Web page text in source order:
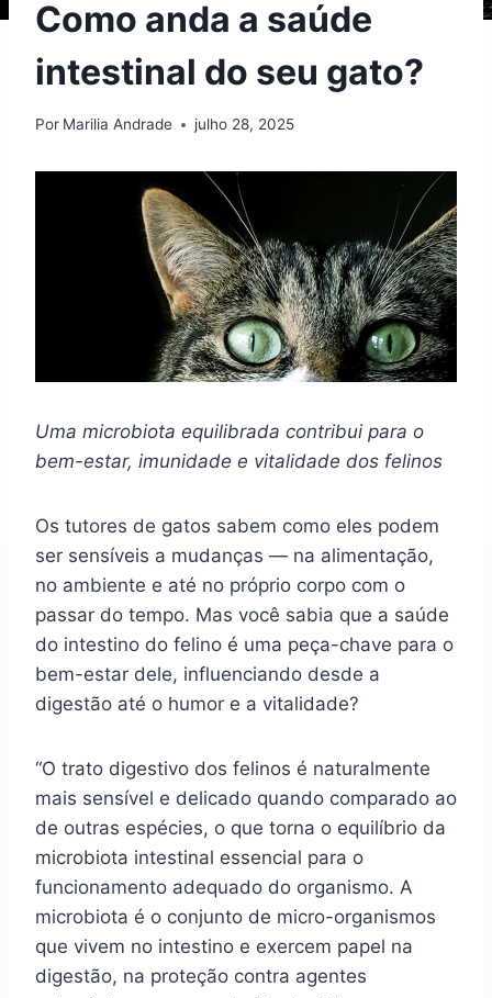
Como anda a saúde
intestinal do seu gato?
Por Marilia Andrade julho 28, 2025
Uma microbiota equilibrada contribui para o
bem-estar, imunidade e vitalidade dos felinos
Os tutores de gatos sabem como eles podem
ser sensíveis a mudanças — na alimentação,
no ambiente e até no próprio corpo com o
passar do tempo. Mas você sabia que a saúde
do intestino do felino é uma peça-chave para o
bem-estar dele, influenciando desde a
digestão até o humor e a vitalidade?
“O trato digestivo dos felinos é naturalmente
mais sensível e delicado quando comparado ao
de outras espécies, o que torna o equilíbrio da
microbiota intestinal essencial para o
funcionamento adequado do organismo. A
microbiota é o conjunto de micro-organismos
que vivem no intestino e exercem papel na
digestão, na proteção contra agentes